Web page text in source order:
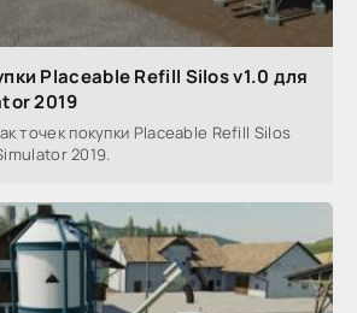
Placeable Refill Silos v1.0 для
2019
точек покупки Placeable Refill Silos
2019.